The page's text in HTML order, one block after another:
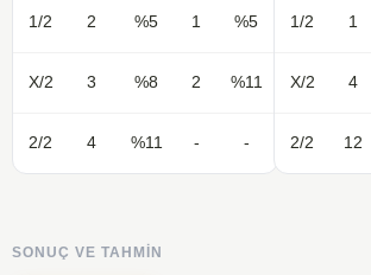
1/2 2 %5 1 %5
X/2 3 %8 2 %11
2/2 4 %11 - -
1/2 1
X/2 4
2/2 12
SONUÇ VE TAHMIN